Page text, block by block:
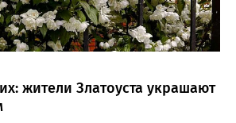
жители Златоуста украшают